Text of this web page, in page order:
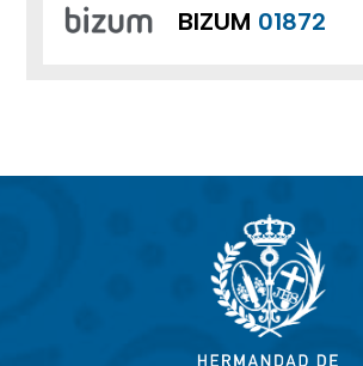
BIZUM 01872